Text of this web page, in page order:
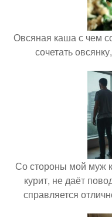
Овсяная каша с чем
сочетать
Со стороны мой муж
курит, не даёт
справляется